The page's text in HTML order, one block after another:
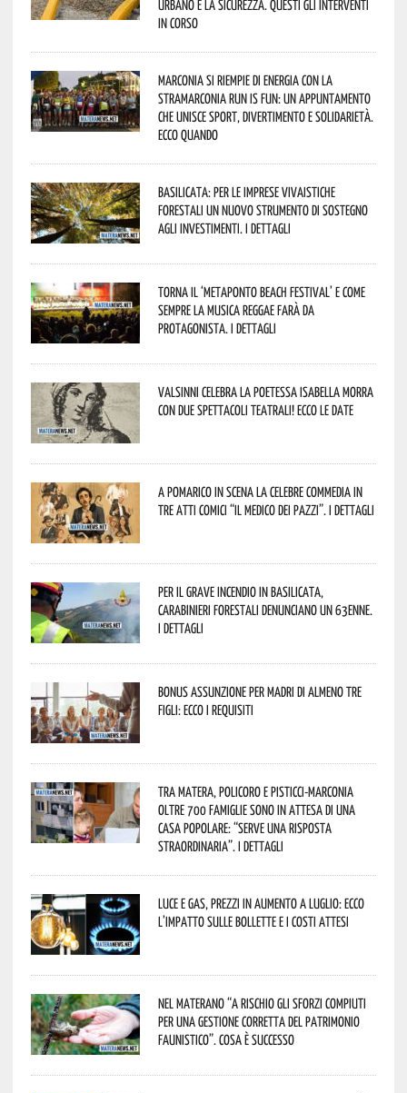
urbano e la sicurezza. Questi gli interventi
in corso
Marconia si riempie di energia con la
StraMarconia Run is Fun: un appuntamento
che unisce sport, divertimento e solidarietà.
Ecco quando
Basilicata: per le imprese vivaistiche
forestali un nuovo strumento di sostegno
agli investimenti. I dettagli
Torna il ‘Metaponto beach festival’ e come
sempre la musica reggae farà da
protagonista. I dettagli
Valsinni celebra la poetessa Isabella Morra
con due spettacoli teatrali! Ecco le date
A Pomarico in scena la celebre commedia in
tre atti comici “Il medico dei pazzi”. I dettagli
Per il grave incendio in Basilicata,
Carabinieri forestali denunciano un 63enne.
I dettagli
Bonus assunzione per madri di almeno tre
figli: ecco i requisiti
Tra Matera, Policoro e Pisticci-Marconia
oltre 700 famiglie sono in attesa di una
casa popolare: “serve una risposta
straordinaria”. I dettagli
Luce e gas, prezzi in aumento a luglio: ecco
l’impatto sulle bollette e i costi attesi
Nel materano “a rischio gli sforzi compiuti
per una gestione corretta del patrimonio
faunistico”. Cosa è successo